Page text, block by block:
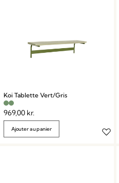
Koi Tablette Vert/Gris
969,00 kr.
Ajouter au panier